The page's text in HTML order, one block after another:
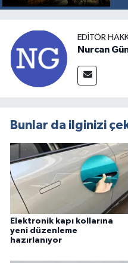
EDITÖR
Nurcan
Bunlar da ilginizi
Elektronik kapı kollarına
yeni düzenleme
hazırlanıyor